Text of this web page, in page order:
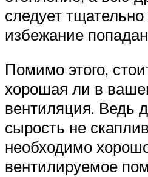
следует
избежание
Помимо этого,
хорошая ли в
вентиляция. Ведь
сырость не
необходимо
вентилируемое